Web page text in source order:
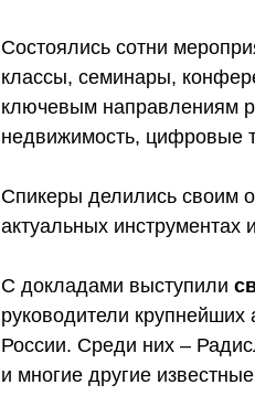
Состоялись сотни
классы, семинары,
ключевым направлениям
недвижимость, цифровые
Спикеры делились своим
актуальных инструментах
С докладами выступили
руководители крупнейших
России. Среди них –
и многие другие